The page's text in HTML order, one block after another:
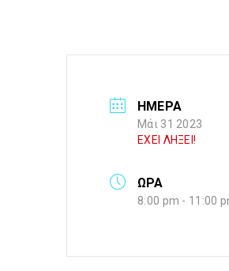
ΗΜΕΡΑ
Μάι 31 2023
ΕΧΕΙ ΛΗΞΕΙ!
ΩΡΑ
8:00 pm - 11:00